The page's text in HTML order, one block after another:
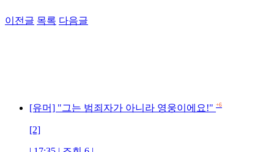
이전글 목록 다음글
[유머] "그는 범죄자가 아니라 영웅이에요!" +6
[2]